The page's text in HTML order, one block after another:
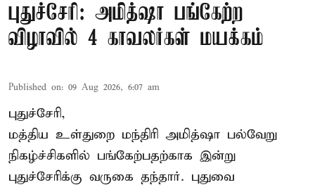
புதுச்சேரி: அமித்ஷா பங்கேற்ற
விழாவில் 4 காவலர்கள் மயக்கம்
Published on: 09 Aug 2026, 6:07 am
புதுச்சேரி,
மத்திய உள்துறை மந்திரி அமித்ஷா பல்வேறு
நிகழ்ச்சிகளில் பங்கேற்பதற்காக இன்று
புதுச்சேரிக்கு வருகை தந்தார். புதுவை